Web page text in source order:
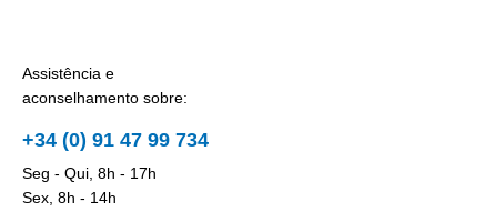
Assistência e
aconselhamento sobre:
+34 (0) 91 47 99 734
Seg - Qui, 8h - 17h
Sex, 8h - 14h